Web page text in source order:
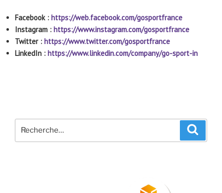
Facebook : https://web.facebook.com/gosportfrance
Instagram : https://www.instagram.com/gosportfrance
Twitter : https://www.twitter.com/gosportfrance
LinkedIn : https://www.linkedin.com/company/go-sport-in
pour